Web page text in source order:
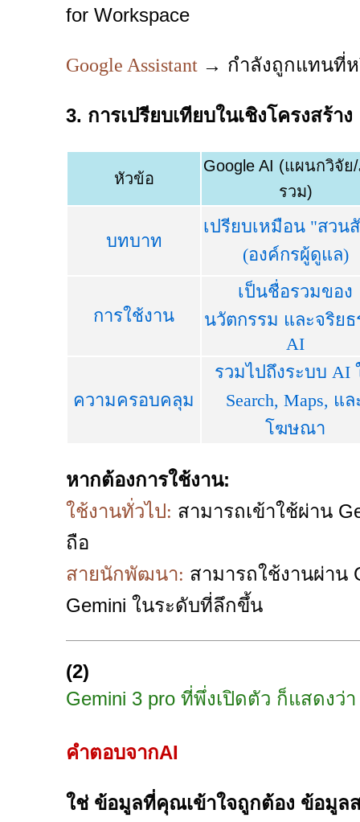
for Workspace
Google Assistant → กำลังถูกแทนที่ห
3. การเปรียบเทียบในเชิงโครงสร้าง
หัวข้อ
Google AI (แผนกวิจัย
รวม)
บทบาท
เปรียบเหมือน "สวน
(องค์กรผู้ดูแล)
การใช้งาน
เป็นชื่อรวมของ
นวัตกรรม และจริยธ
AI
ความครอบคลุม
รวมไปถึงระบบ AI
Search, Maps, แล
โฆษณา
หากต้องการใช้งาน:
ใช้งานทั่วไป: สามารถเข้าใช้ผ่าน
ถือ
สายนักพัฒนา: สามารถใช้งานผ่าน
Gemini ในระดับที่ลึกขึ้น
(2)
Gemini 3 pro ที่พึ่งเปิดตัว ก็แสดงว่
คำตอบจากAI
ใช่ ข้อมูลที่คุณเข้าใจถูกต้อง ข้อมูล